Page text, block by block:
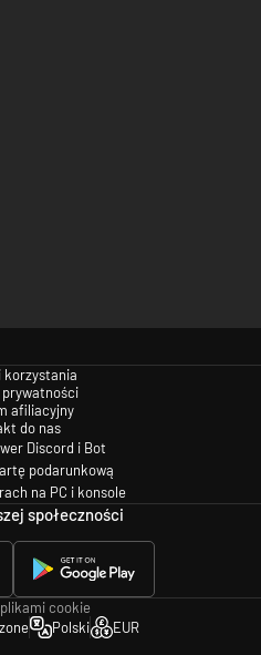
korzystania
afiliacyjny
do nas
Discord i Bot
podarunkową
na PC i konsole
społeczności
cookie
Polski EUR